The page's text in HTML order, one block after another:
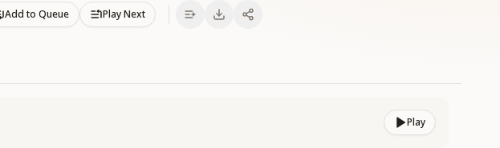
Add to Queue Play Next
Play